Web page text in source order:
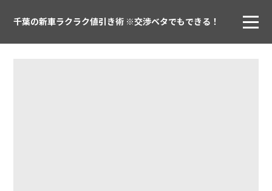
千葉の新車ラクラク値引き術 ※交渉ベタでもできる！